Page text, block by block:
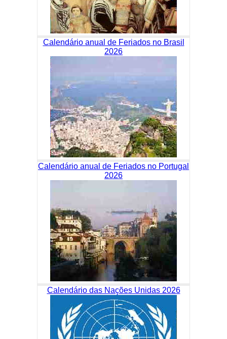
Calendário anual de Feriados no Brasil
2026
Calendário anual de Feriados no Portugal
2026
Calendário das Nações Unidas 2026